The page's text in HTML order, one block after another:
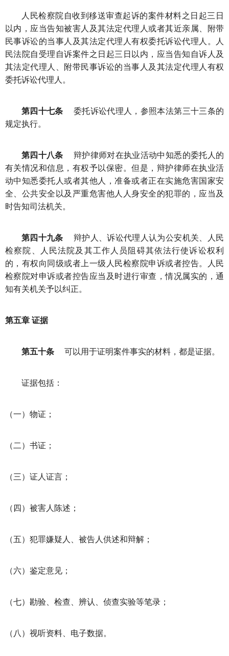
人民检察院自收到移送审查起诉的案件材料之日起三日
以内，应当告知被害人及其法定代理人或者其近亲属、附带
民事诉讼的当事人及其法定代理人有权委托诉讼代理人。人
民法院自受理自诉案件之日起三日以内，应当告知自诉人及
其法定代理人、附带民事诉讼的当事人及其法定代理人有权
委托诉讼代理人。
第四十七条
委托诉讼代理人，参照本法第三十三条的
规定执行。
第四十八条
辩护律师对在执业活动中知悉的委托人的
有关情况和信息，有权予以保密。但是，辩护律师在执业活
动中知悉委托人或者其他人，准备或者正在实施危害国家安
全、公共安全以及严重危害他人人身安全的犯罪的，应当及
时告知司法机关。
第四十九条
辩护人、诉讼代理人认为公安机关、人民
检察院、人民法院及其工作人员阻碍其依法行使诉讼权利
的，有权向同级或者上一级人民检察院申诉或者控告。人民
检察院对申诉或者控告应当及时进行审查，情况属实的，通
知有关机关予以纠正。
第五章 证据
第五十条 可以用于证明案件事实的材料，都是证据。
证据包括：
（一）物证；
（二）书证；
（三）证人证言；
（四）被害人陈述；
（五）犯罪嫌疑人、被告人供述和辩解；
（六）鉴定意见；
（七）勘验、检查、辨认、侦查实验等笔录；
（八）视听资料、电子数据。